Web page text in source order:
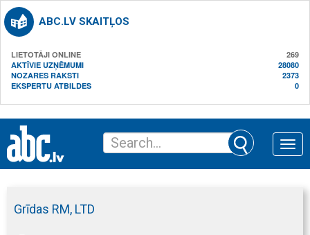
ABC.LV SKAITĻOS
LIETOTĀJI ONLINE
269
AKTĪVIE UZŅĒMUMI
28080
NOZARES RAKSTI
2373
EKSPERTU ATBILDES
0
Toggle
Grīdas RM, LTD